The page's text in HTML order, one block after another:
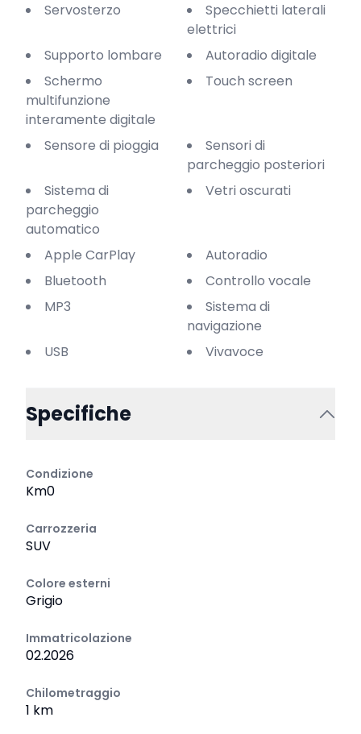
Servosterzo
Specchietti laterali
elettrici
Supporto lombare
Autoradio digitale
Schermo
multifunzione
interamente digitale
Touch screen
Sensore di pioggia
Sensori di
parcheggio posteriori
Sistema di
parcheggio
automatico
Vetri oscurati
Apple CarPlay
Autoradio
Bluetooth
Controllo vocale
MP3
Sistema di
navigazione
USB
Vivavoce
Specifiche
Condizione
Km0
Carrozzeria
SUV
Colore esterni
Grigio
Immatricolazione
02.2026
Chilometraggio
1 km